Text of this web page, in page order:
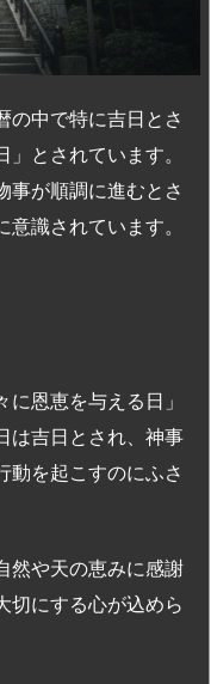
の中で特に吉日とさ
とされています。
事が順調に進むとさ
識されています。
恩恵を与える日」
は吉日とされ、神事
動を起こすのにふさ
然や天の恵みに感謝
切にする心が込めら